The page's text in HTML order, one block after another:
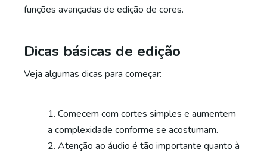
funções avançadas de edição de cores.
Dicas básicas de edição
Veja algumas dicas para começar:
Comecem com cortes simples e aumentem
a complexidade conforme se acostumam.
Atenção ao áudio é tão importante quanto à